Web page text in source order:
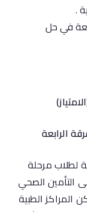
.
في حل
الرابعة
لطلاب مرحلة
التأمين الصحي
المراكز الطبية